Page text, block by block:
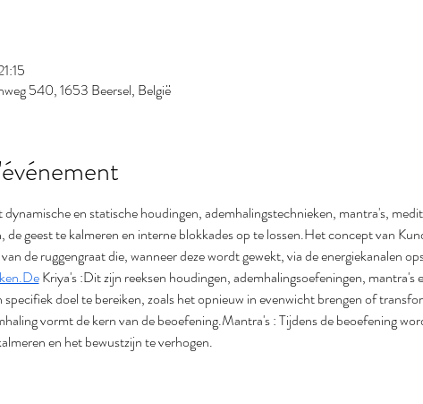
540, 1653 Beersel, België
en statische houdingen, ademhalingstechnieken, mantra's,
de geest te kalmeren en interne blokkades op te lossen.Het concept van
de ruggengraat die, wanneer deze wordt gewekt, via de energiekanalen
Kriya's :Dit zijn reeksen houdingen, ademhalingsoefeningen, mantra's
doel te bereiken, zoals het opnieuw in evenwicht brengen of
vormt de kern van de beoefening.Mantra's : Tijdens de beoefening
en het bewustzijn te verhogen.